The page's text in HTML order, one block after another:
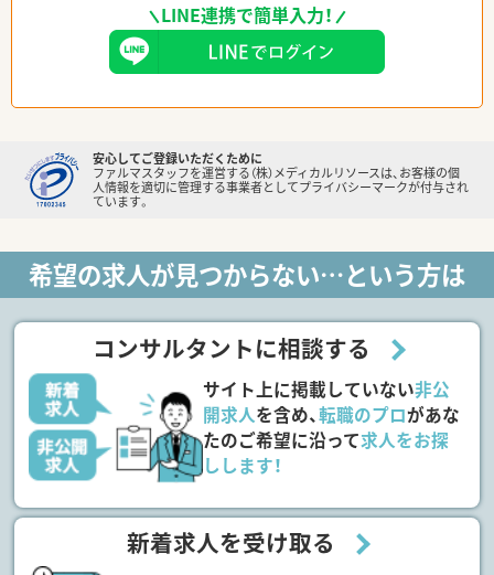
LINE連携で簡単入力！
安心してご登録いただくために
ファルマスタッフを運営する（株）メディカルリソースは、お客様の個
人情報を適切に管理する事業者としてプライバシーマークが付与され
ています。
希望の求人が見つからない…という方は
コンサルタントに相談する
サイト上に掲載していない非公
開求人を含め、転職のプロがあな
たのご希望に沿って求人をお探
しします！
新着求人を受け取る